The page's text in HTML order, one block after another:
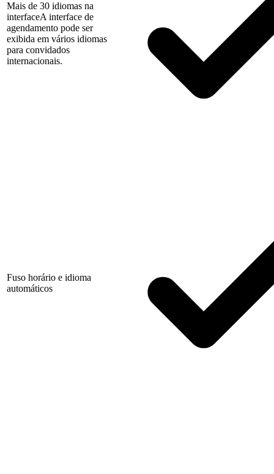
Mais de 30 idiomas na
interfaceA interface de
agendamento pode ser
exibida em vários idiomas
para convidados
internacionais.
Fuso horário e idioma
automáticos